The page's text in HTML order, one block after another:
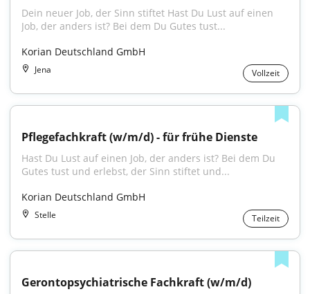
Dein neuer Job, der Sinn stiftet Hast Du Lust auf einen
Job, der anders ist? Bei dem Du Gutes tust...
Korian Deutschland GmbH
Jena Vollzeit
Pflegefachkraft (w/m/d) - für frühe Dienste
Hast Du Lust auf einen Job, der anders ist? Bei dem Du
Gutes tust und erlebst, der Sinn stiftet und...
Korian Deutschland GmbH
Stelle Teilzeit
Gerontopsychiatrische Fachkraft (w/m/d)